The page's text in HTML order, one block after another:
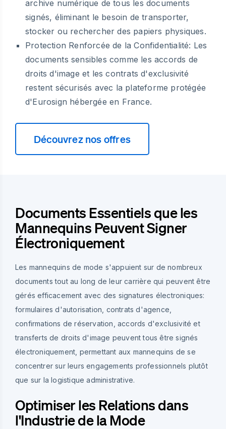
archive numérique de tous les documents
signés, éliminant le besoin de transporter,
stocker ou rechercher des papiers physiques.
Protection Renforcée de la Confidentialité: Les
documents sensibles comme les accords de
droits d'image et les contrats d'exclusivité
restent sécurisés avec la plateforme protégée
d'Eurosign hébergée en France.
Découvrez nos offres
Documents Essentiels que les
Mannequins Peuvent Signer
Électroniquement
Les mannequins de mode s'appuient sur de nombreux
documents tout au long de leur carrière qui peuvent être
gérés efficacement avec des signatures électroniques:
formulaires d'autorisation, contrats d'agence,
confirmations de réservation, accords d'exclusivité et
transferts de droits d'image peuvent tous être signés
électroniquement, permettant aux mannequins de se
concentrer sur leurs engagements professionnels plutôt
que sur la logistique administrative.
Optimiser les Relations dans
l'Industrie de la Mode